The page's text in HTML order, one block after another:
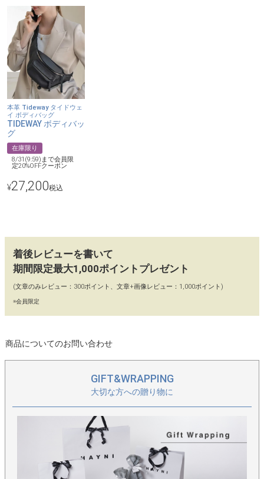
【ひとクセある輪郭】
左右非対称の変形した月型が、いつもの装いにほんの少しのひね
りを添えます。
見慣れたムーン型よりも、どこか静かで、どこか洒落て見えるバ
ランスです。
【計算された、短めのバランス】
短めショルダーが、肩掛けをすっきり上品に見せてくれるデザイ
ン。
斜め掛けでは身体にフィットするボディバッグ風の持ち方にな
り、軽快で今っぽい印象に仕上がります。
【90日間交換・返品保証】
当店ではイメージ違い、初期不良による返品、カラー交換、不具
合交換を「往復送料店舗負担」にてお受けしております。どうぞ
お気軽にお買い物をお楽しみください。
に梱包してお届けいたします。
本革 Tideway タイドウェ
イ ボディバッグ
TIDEWAY ボディバッ
グ
在庫限り
8/31(9:59)まで会員限
定20%OFFクーポン
¥27,200税込
着後レビューを書いて
期間限定最大1,000ポイントプレゼント
(文章のみレビュー：300ポイント、文章+画像レビュー：1,000ポイント)
※会員限定
商品についてのお問い合わせ
GIFT&WRAPPING
大切な方への贈り物に